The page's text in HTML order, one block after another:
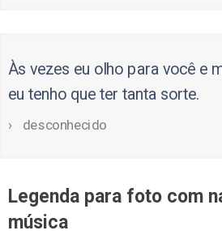
Às vezes eu olho para você e
eu tenho que ter tanta sorte.
desconhecido
Legenda para foto com
música